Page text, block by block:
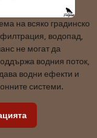
на всяко градинско
водопад,
не могат да
водния поток,
водни ефекти и
системи.